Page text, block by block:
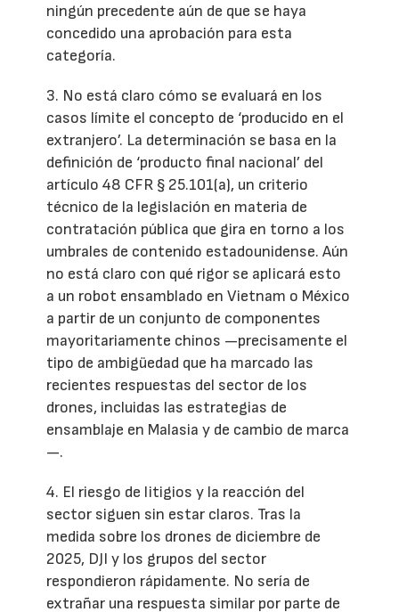
ningún precedente aún de que se haya
concedido una aprobación para esta
categoría.
3. No está claro cómo se evaluará en los
casos límite el concepto de ‘producido en el
extranjero’. La determinación se basa en la
definición de ‘producto final nacional’ del
artículo 48 CFR § 25.101(a), un criterio
técnico de la legislación en materia de
contratación pública que gira en torno a los
umbrales de contenido estadounidense. Aún
no está claro con qué rigor se aplicará esto
a un robot ensamblado en Vietnam o México
a partir de un conjunto de componentes
mayoritariamente chinos —precisamente el
tipo de ambigüedad que ha marcado las
recientes respuestas del sector de los
drones, incluidas las estrategias de
ensamblaje en Malasia y de cambio de marca
—.
4. El riesgo de litigios y la reacción del
sector siguen sin estar claros. Tras la
medida sobre los drones de diciembre de
2025, DJI y los grupos del sector
respondieron rápidamente. No sería de
extrañar una respuesta similar por parte de